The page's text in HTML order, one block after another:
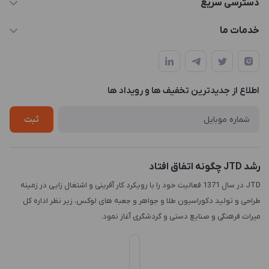
طبقه3
دسترسی سریع
حساب کاربری
لیست محصولات
درباره ما
خدمات ما
چاپ و حکاکی
طراحی سه بعدی
اطلاع از جدیدترین تخفیف ها و رویداد ها
ثبت
رشد JTD چگونه اتفاق افتاد
JTD در سال 1371 فعالیت خود را با رویکرد کار آفرینی و اشتغال زایی در زمینه
طراحی و تولید دکوراسیون طلا و جواهر و جعبه های لوکس، زیر نظر اداره کل
میراث فرهنگی و صنایع دستی و گردشگری آغاز نمود.